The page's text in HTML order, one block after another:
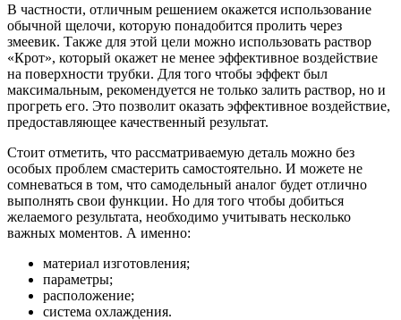
В частности, отличным решением окажется использование
обычной щелочи, которую понадобится пролить через
змеевик. Также для этой цели можно использовать раствор
«Крот», который окажет не менее эффективное воздействие
на поверхности трубки. Для того чтобы эффект был
максимальным, рекомендуется не только залить раствор, но и
прогреть его. Это позволит оказать эффективное воздействие,
предоставляющее качественный результат.
Стоит отметить, что рассматриваемую деталь можно без
особых проблем смастерить самостоятельно. И можете не
сомневаться в том, что самодельный аналог будет отлично
выполнять свои функции. Но для того чтобы добиться
желаемого результата, необходимо учитывать несколько
важных моментов. А именно:
материал изготовления;
параметры;
расположение;
система охлаждения.